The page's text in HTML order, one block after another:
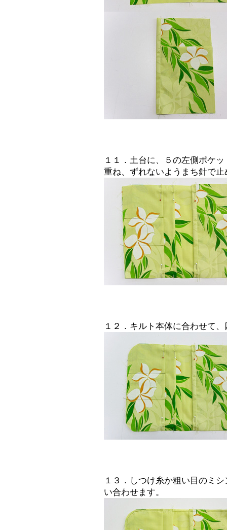
１１．土台に、５の左側ポケ
重ね、ずれないようまち針で止
１２．キルト本体に合わせて
１３．しつけ糸か粗い目のミ
い合わせます。